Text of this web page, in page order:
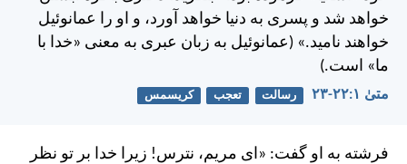
خواهد شد و پسری به دنیا خواهد آورد، و او را عمانوئيل
خواهند ناميد.» (عمانوئيل به زبان عبری به معنی «خدا با
ما» است.)
متی‌ٰ ۱:‏۲۲-‏۲۳ رسالت تعجب کریسمس
فرشته به او گفت: «ای مريم، نترس! زيرا خدا بر تو نظر